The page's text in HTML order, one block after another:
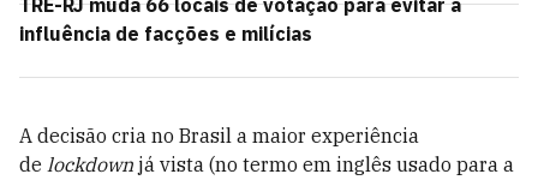
TRE-RJ muda 66 locais de votação para evitar a
influência de facções e milícias
A decisão cria no Brasil a maior experiência
de lockdown já vista (no termo em inglês usado para a